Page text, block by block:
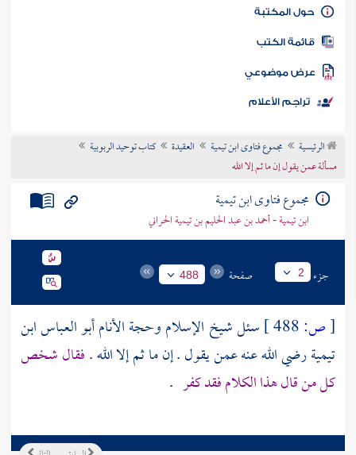
كتاب الأمة
المكتبة
الكتب
موضوعي
تراجم الأعلام
الرئيسية مجموع فتاوى ابن تيمية العقيدة
كتاب توحيد الربوبية
مسألة عمن يقول إن ما ثم إلا الله
مجموع فتاوى ابن تيمية
ابن تيمية - أحمد بن عبد الحليم بن تيمية الحراني
جزء 2 صفحة 488
[ص: سئل شيخ الإسلام وحجة الأنامأبو العباس ابن
تيميةرضي الله عنه عمن يقول . إن ما ثم إلا الله. فقال شخص
كل من قال هذا الكلام فقد كفر .